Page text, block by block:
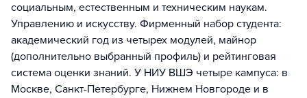
социальным, естественным и техническим наукам.
Управлению и искусству. Фирменный набор студента:
академический год из четырех модулей, майнор
(дополнительно выбранный профиль) и рейтинговая
система оценки знаний. У НИУ ВШЭ четыре кампуса: в
Москве, Санкт-Петербурге, Нижнем Новгороде и в